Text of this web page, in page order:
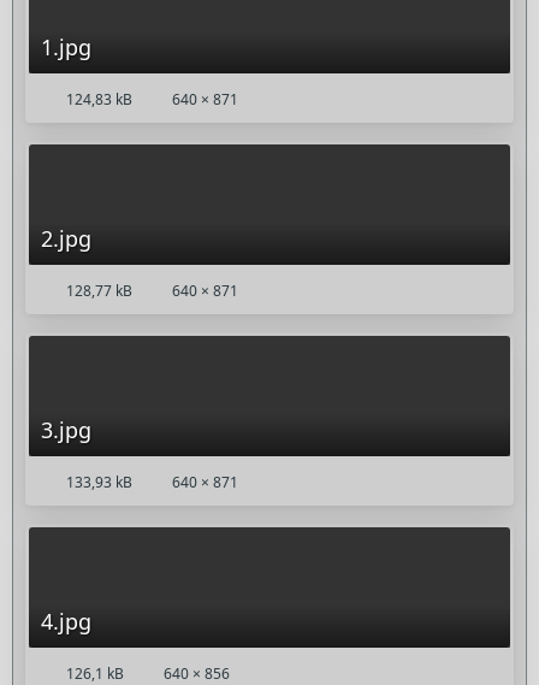
1.jpg
124,83 kB 640 × 871
2.jpg
128,77 kB 640 × 871
3.jpg
133,93 kB 640 × 871
4.jpg
126,1 kB 640 × 856